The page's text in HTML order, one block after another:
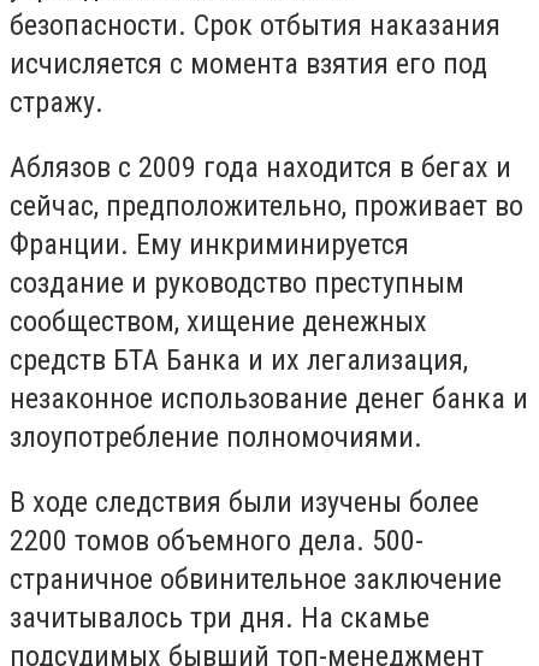
безопасности. Срок отбытия наказания
исчисляется с момента взятия его под
стражу.
Аблязов с 2009 года находится в бегах и
сейчас, предположительно, проживает во
Франции. Ему инкриминируется
создание и руководство преступным
сообществом, хищение денежных
средств БТА Банка и их легализация,
незаконное использование денег банка и
злоупотребление полномочиями.
В ходе следствия были изучены более
2200 томов объемного дела. 500-
страничное обвинительное заключение
зачитывалось три дня. На скамье
подсудимых бывший топ-менеджмент